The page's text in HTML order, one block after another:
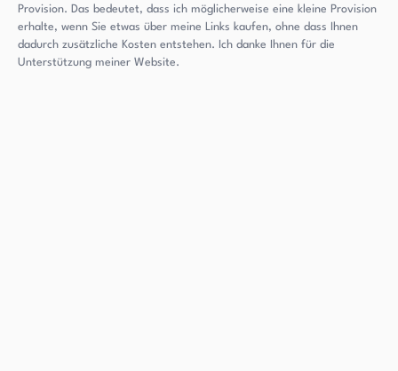
Provision. Das bedeutet, dass ich möglicherweise eine kleine Provision
erhalte, wenn Sie etwas über meine Links kaufen, ohne dass Ihnen
dadurch zusätzliche Kosten entstehen. Ich danke Ihnen für die
Unterstützung meiner Website.